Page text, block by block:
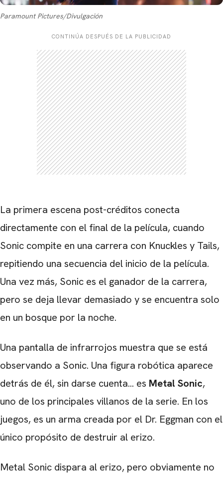
Paramount Pictures/Divulgación
CONTINÚA DESPUÉS DE LA PUBLICIDAD
La primera escena post-créditos conecta
directamente con el final de la película, cuando
Sonic compite en una carrera con Knuckles y Tails,
repitiendo una secuencia del inicio de la película.
Una vez más, Sonic es el ganador de la carrera,
pero se deja llevar demasiado y se encuentra solo
en un bosque por la noche.
Una pantalla de infrarrojos muestra que se está
observando a Sonic. Una figura robótica aparece
detrás de él, sin darse cuenta... es Metal Sonic,
uno de los principales villanos de la serie. En los
juegos, es un arma creada por el Dr. Eggman con el
único propósito de destruir al erizo.
Metal Sonic dispara al erizo, pero obviamente no